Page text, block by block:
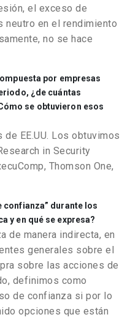
el exceso de
neutro en el rendimiento
no se hace
por empresas
¿de cuántas
se obtuvieron esos
EE.UU. Los obtuvimos
in Security
Thomson One,
confianza” durante los
y en qué se expresa?
de manera indirecta, en
generales sobre el
sobre las acciones de
definimos como
de confianza si por lo
opciones que están